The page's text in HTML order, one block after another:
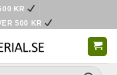
KR
500 KR